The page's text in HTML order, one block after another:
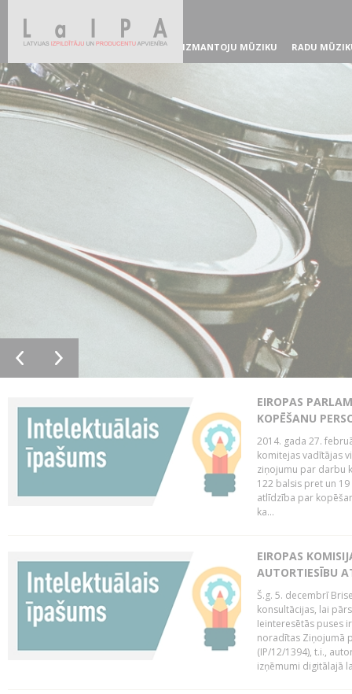
IZMANTOJU MŪZIKU RADU
EIROPAS
KOPĒŠANU
2014. gada 27.
komitejas vadītājas
ziņojumu par darbu
122 balsis pret un
atlīdzība par
ka...
EIROPAS
AUTORTIESĪBU
Š.g. 5. decembrī
konsultācijas, lai
Ieinteresētās puses
noradītas Ziņojumā
(IP/12/1394), t.i.,
izņēmumi digitālajā